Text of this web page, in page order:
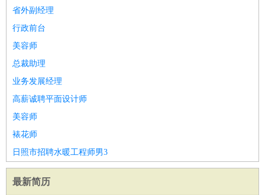
省外副经理
行政前台
美容师
总裁助理
业务发展经理
高薪诚聘平面设计师
美容师
裱花师
日照市招聘水暖工程师男3
最新简历